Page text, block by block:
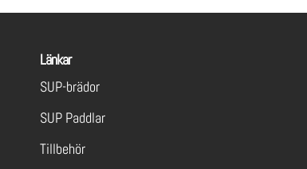
Länkar
SUP-brädor
SUP Paddlar
Tillbehör